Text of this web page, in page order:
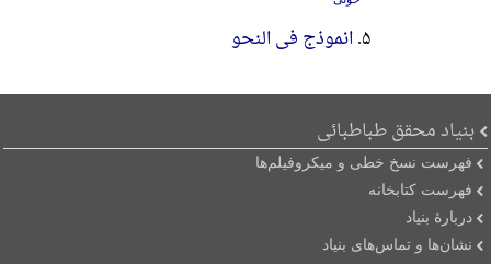
۵. انموذج فی النحو
بنیاد محقق طباطبائی
فهرست نسخ خطی و میکروفیلم‌ها
فهرست کتابخانه
دربارۀ بنیاد
نشان‌ها و تماس‌های بنیاد